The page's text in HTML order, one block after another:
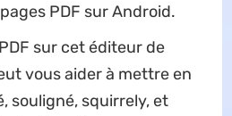
PDF sur Android.
sur cet éditeur de
vous aider à mettre en
souligné, squirrely, et